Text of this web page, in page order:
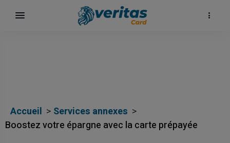
Accueil
Services annexes
Boostez votre épargne avec la carte prépayée